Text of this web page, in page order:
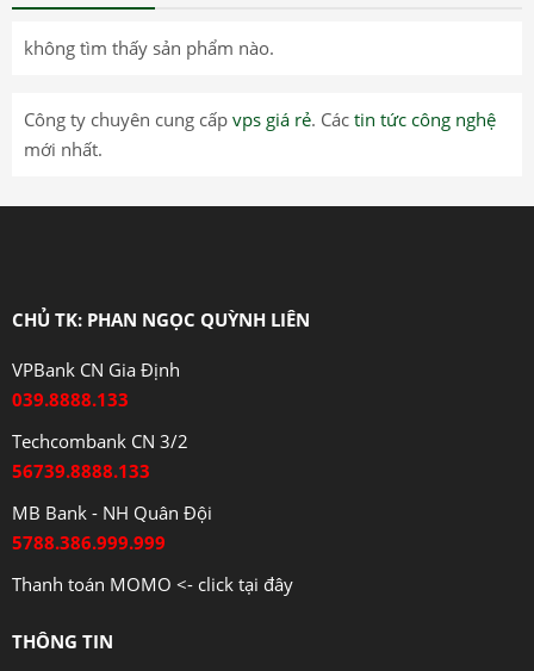
không tìm thấy sản phẩm nào.
Công ty chuyên cung cấp vps giá rẻ. Các tin tức công nghệ
mới nhất.
CHỦ TK: PHAN NGỌC QUỲNH LIÊN
VPBank CN Gia Định
039.8888.133
Techcombank CN 3/2
56739.8888.133
MB Bank - NH Quân Đội
5788.386.999.999
Thanh toán MOMO <- click tại đây
THÔNG TIN